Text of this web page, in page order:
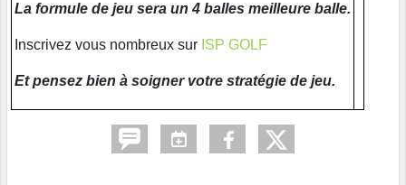
La formule de jeu sera un 4 balles meilleure balle.
Inscrivez vous nombreux sur ISP GOLF
Et pensez bien à soigner votre stratégie de jeu.